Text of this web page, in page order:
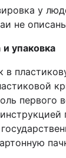
у
не
и упаковка
в
первого